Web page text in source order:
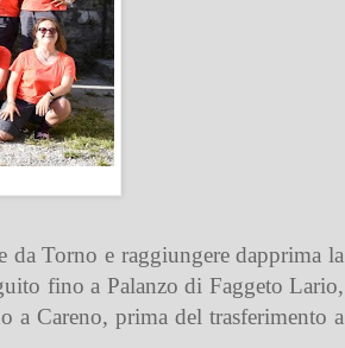
da Torno e raggiungere dapprima la
fino a Palanzo di Faggeto Lario,
a Careno, prima del trasferimento a